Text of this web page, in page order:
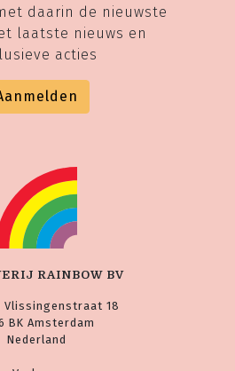
daarin de nieuwste
laatste nieuws en
acties
RAINBOW BV
Vlissingenstraat 18
BK Amsterdam
Nederland